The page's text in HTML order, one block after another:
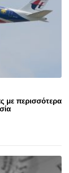
με περισσότερα